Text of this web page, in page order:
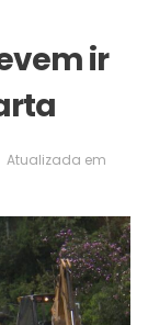
ir
Atualizada em